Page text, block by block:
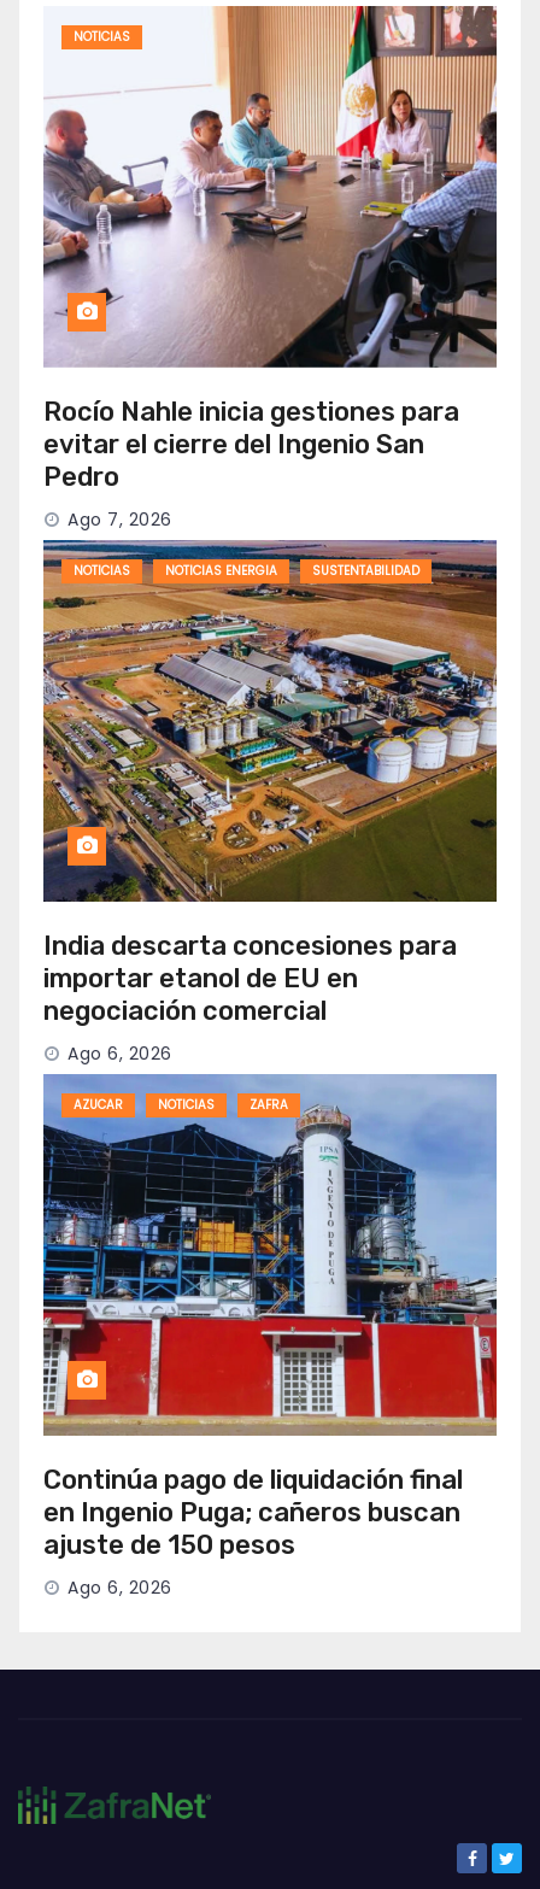
NOTICIAS
Rocío Nahle inicia gestiones para
evitar el cierre del Ingenio San
Pedro
Ago 7, 2026
NOTICIAS NOTICIAS ENERGIA SUSTENTABILIDAD
India descarta concesiones para
importar etanol de EU en
negociación comercial
Ago 6, 2026
AZUCAR NOTICIAS ZAFRA
Continúa pago de liquidación final
en Ingenio Puga; cañeros buscan
ajuste de 150 pesos
Ago 6, 2026